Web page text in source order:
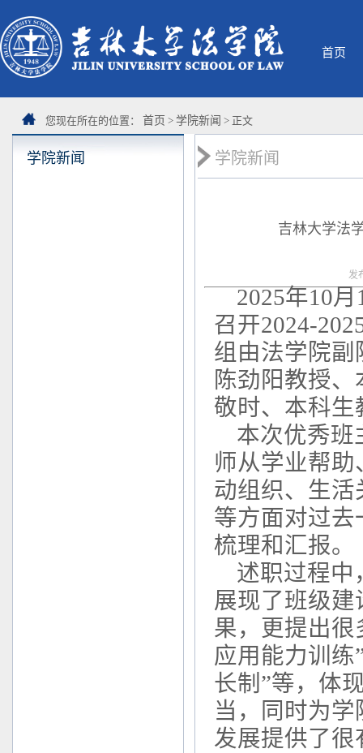
首页
您现在所在的位置： 首页 > 学院新闻 > 正文
学院新闻 学院新闻
吉林大学法
发
2025年10
召开2024-
组由法学院
陈劲阳教授
敬时、本科
本次优秀班
师从学业帮
动组织、生
等方面对过
梳理和汇报。
述职过程中
展现了班级
果，更提出很
应用能力训练
长制”等，体
当，同时为
发展提供了